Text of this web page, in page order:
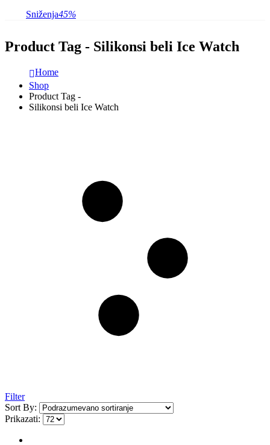
Sniženja45%
Product Tag - Silikonsi beli Ice Watch
Home
Shop
Product Tag -
Silikonsi beli Ice Watch
Filter
Sort By:
Prikazati: